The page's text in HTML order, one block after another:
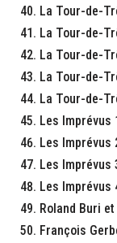
La Tour-de-
La Tour-de-
La Tour-de-
La Tour-de-
La Tour-de-
Les Imprévus
Les Imprévus
Les Imprévus
Les Imprévus
Roland Buri
François